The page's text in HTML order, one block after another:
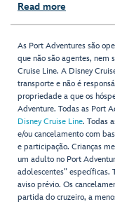
Read more
As Port Adventures são
que não são agentes, nem
Cruise Line. A Disney
transporte e não é
propriedade a que os
Adventure. Todas as Port
Disney Cruise Line. Todas
e/ou cancelamento com
e participação. Crianças
um adulto no Port
adolescentes” específicas.
aviso prévio. Os
partida do cruzeiro, a